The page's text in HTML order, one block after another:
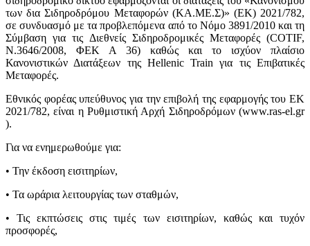
των δια Σιδηροδρόμου Μεταφορών (ΚΑ.ΜΕ.Σ)» (ΕΚ) 2021/782,
σε συνδυασμό με τα προβλεπόμενα από το Νόμο 3891/2010 και τη
Σύμβαση για τις Διεθνείς Σιδηροδρομικές Μεταφορές (COTIF,
Ν.3646/2008, ΦΕΚ Α 36) καθώς και το ισχύον πλαίσιο
Κανονιστικών Διατάξεων της Hellenic Train για τις Επιβατικές
Μεταφορές.
Εθνικός φορέας υπεύθυνος για την επιβολή της εφαρμογής του ΕΚ
2021/782, είναι η Ρυθμιστική Αρχή Σιδηροδρόμων (www.ras-el.gr
).
Για να ενημερωθούμε για:
• Την έκδοση εισιτηρίων,
• Τα ωράρια λειτουργίας των σταθμών,
•
Τις εκπτώσεις στις τιμές των εισιτηρίων, καθώς και τυχόν
προσφορές,